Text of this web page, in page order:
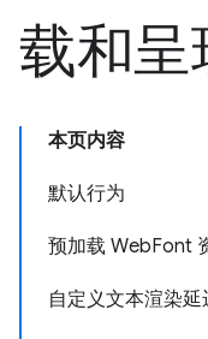
载和呈
本页内容
默认行为
预加载 WebFont
自定义文本渲染延